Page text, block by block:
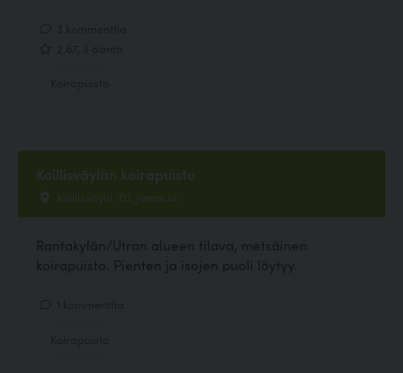
Koillisväylän koirapuisto
Koillisväylä 101, Joensuu
Rantakylän/Utran alueen tilava, metsäinen
koirapuisto. Pienten ja isojen puoli löytyy.